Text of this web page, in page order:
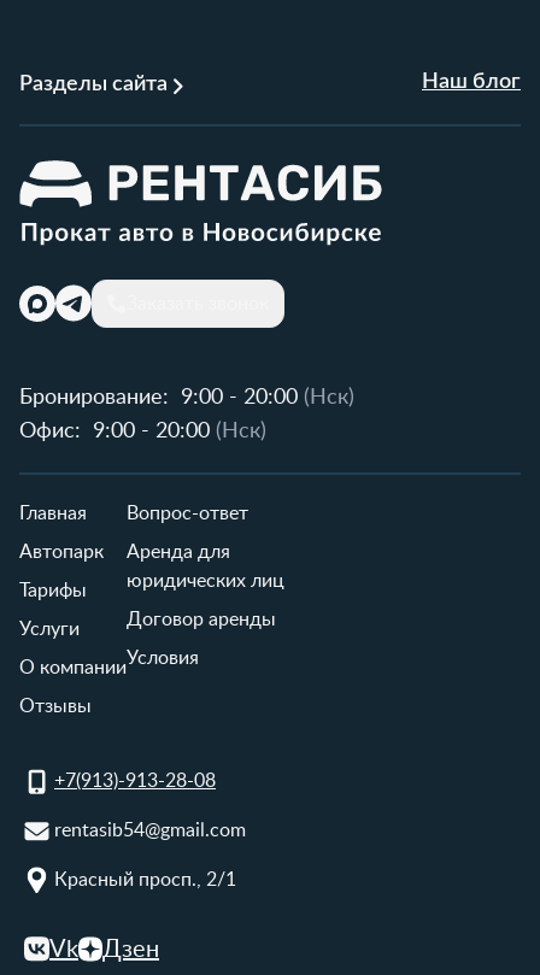
Разделы сайта Наш блог
Бронирование: 9:00 - 20:00 (Нск)
Офис:
9:00 - 20:00 (Нск)
Главная
Автопарк
Тарифы
Услуги
О компании
Отзывы
Вопрос-ответ
Аренда для
юридических лиц
Договор аренды
Условия
+7(913)-913-28-08
rentasib54@gmail.com
Красный просп., 2/1
Vk Дзен